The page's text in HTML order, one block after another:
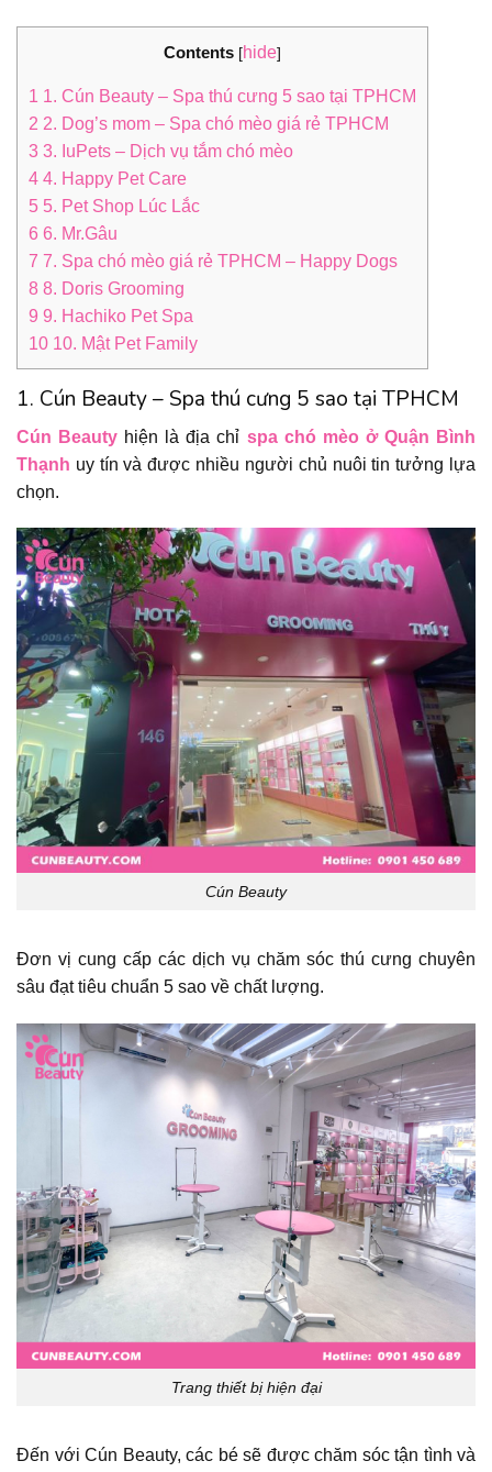
Contents [hide]
1 1. Cún Beauty – Spa thú cưng 5 sao tại TPHCM
2 2. Dog’s mom – Spa chó mèo giá rẻ TPHCM
3 3. IuPets – Dịch vụ tắm chó mèo
4 4. Happy Pet Care
5 5. Pet Shop Lúc Lắc
6 6. Mr.Gâu
7 7. Spa chó mèo giá rẻ TPHCM – Happy Dogs
8 8. Doris Grooming
9 9. Hachiko Pet Spa
10 10. Mật Pet Family
1. Cún Beauty – Spa thú cưng 5 sao tại TPHCM
Cún Beauty hiện là địa chỉ spa chó mèo ở Quận Bình
Thạnh uy tín và được nhiều người chủ nuôi tin tưởng lựa
chọn.
Cún Beauty
Đơn vị cung cấp các dịch vụ chăm sóc thú cưng chuyên
sâu đạt tiêu chuẩn 5 sao về chất lượng.
Trang thiết bị hiện đại
Đến với Cún Beauty, các bé sẽ được chăm sóc tận tình và